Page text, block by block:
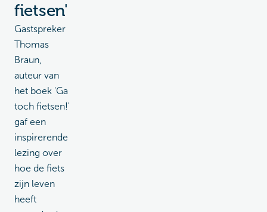
fietsen'
Gastspreker
Thomas
Braun,
auteur van
het boek 'Ga
toch fietsen!'
gaf een
inspirerende
lezing over
hoe de fiets
zijn leven
heeft